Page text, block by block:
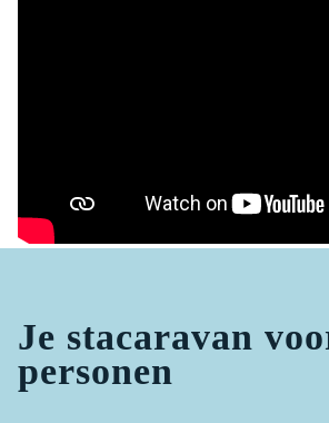
Je stacaravan
personen